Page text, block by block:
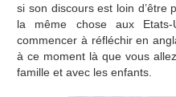
si son discours est loin d’être
la même chose aux
commencer à réfléchir en
à ce moment là que vous
famille et avec les enfants.